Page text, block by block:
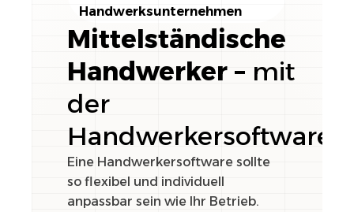
Handwerksunternehmen
Mittelständische
Handwerker – mit
der
Handwerkersoftware
Eine Handwerkersoftware sollte
so flexibel und individuell
anpassbar sein wie Ihr Betrieb.